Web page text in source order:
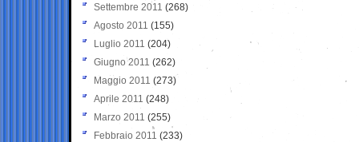
Settembre 2011 (268)
Agosto 2011 (155)
Luglio 2011 (204)
Giugno 2011 (262)
Maggio 2011 (273)
Aprile 2011 (248)
Marzo 2011 (255)
Febbraio 2011 (233)